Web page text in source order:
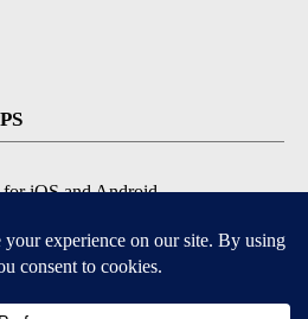
iOS and Android